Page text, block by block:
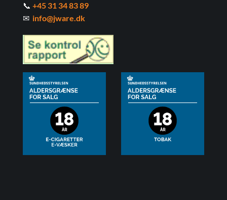
📞 +45 31 34 83 89
✉ info@jware.dk